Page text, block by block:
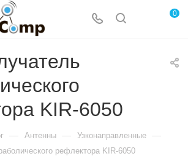
0
KIR-6050
— Антенны — Узконаправленные —
рефлектора KIR-6050